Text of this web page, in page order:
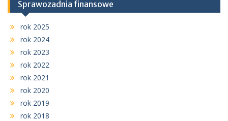
Sprawozadnia finansowe
rok 2025
rok 2024
rok 2023
rok 2022
rok 2021
rok 2020
rok 2019
rok 2018